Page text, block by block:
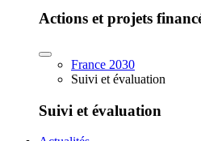
Actions et projets
France 2030
Suivi et évaluation
Suivi et évaluation